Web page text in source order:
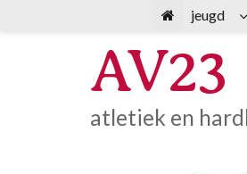
AV23
atletiek en
jeugd